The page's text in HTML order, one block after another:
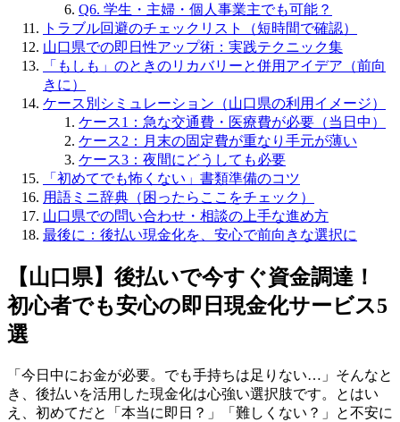
Q6. 学生・主婦・個人事業主でも可能？
トラブル回避のチェックリスト（短時間で確認）
山口県での即日性アップ術：実践テクニック集
「もしも」のときのリカバリーと併用アイデア（前向
きに）
ケース別シミュレーション（山口県の利用イメージ）
ケース1：急な交通費・医療費が必要（当日中）
ケース2：月末の固定費が重なり手元が薄い
ケース3：夜間にどうしても必要
「初めてでも怖くない」書類準備のコツ
用語ミニ辞典（困ったらここをチェック）
山口県での問い合わせ・相談の上手な進め方
最後に：後払い現金化を、安心で前向きな選択に
【山口県】後払いで今すぐ資金調達！
初心者でも安心の即日現金化サービス5
選
「今日中にお金が必要。でも手持ちは足りない…」そんなと
き、後払いを活用した現金化は心強い選択肢です。とはい
え、初めてだと「本当に即日？」「難しくない？」と不安に